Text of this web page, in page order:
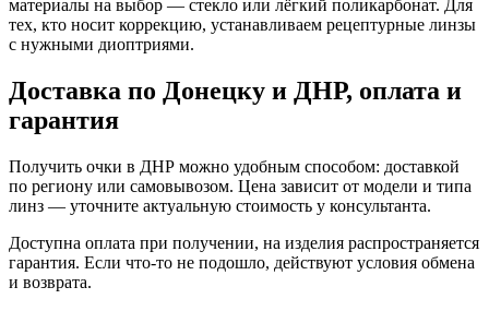
материалы на выбор — стекло или лёгкий поликарбонат. Для
тех, кто носит коррекцию, устанавливаем рецептурные линзы
с нужными диоптриями.
Доставка по Донецку и ДНР, оплата и
гарантия
Получить очки в ДНР можно удобным способом: доставкой
по региону или самовывозом. Цена зависит от модели и типа
линз — уточните актуальную стоимость у консультанта.
Доступна оплата при получении, на изделия распространяется
гарантия. Если что-то не подошло, действуют условия обмена
и возврата.